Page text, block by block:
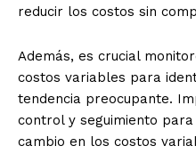
reducir los costos sin
Además, es crucial
costos variables para
tendencia preocupante.
control y seguimiento
cambio en los costos